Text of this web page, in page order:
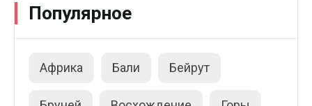
Популярное
Африка Бали Бейрут